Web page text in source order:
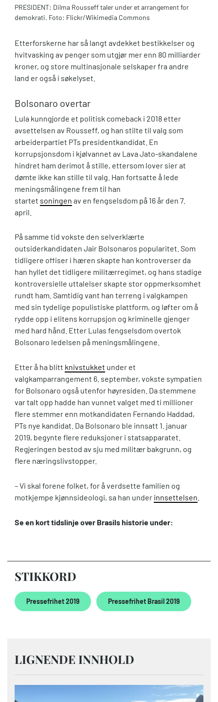
PRESIDENT: Dilma Rousseff taler under et arrangement for
demokrati. Foto: Flickr/Wikimedia Commons
Etterforskerne har så langt avdekket bestikkelser og
hvitvasking av penger som utgjør mer enn 80 milliarder
kroner, og store multinasjonale selskaper fra andre
land er også i søkelyset.
Bolsonaro overtar
Lula kunngjorde et politisk comeback i 2018 etter
avsettelsen av Rousseff, og han stilte til valg som
arbeiderpartiet PTs presidentkandidat. En
korrupsjonsdom i kjølvannet av Lava Jato-skandalene
hindret ham derimot å stille, ettersom lover sier at
dømte ikke kan stille til valg. Han fortsatte å lede
meningsmålingene frem til han
startet soningen av en fengselsdom på 16 år den 7.
april.
På samme tid vokste den selverklærte
outsiderkandidaten Jair Bolsonaros popularitet. Som
tidligere offiser i hæren skapte han kontroverser da
han hyllet det tidligere militærregimet, og hans stadige
kontroversielle uttalelser skapte stor oppmerksomhet
rundt ham. Samtidig vant han terreng i valgkampen
med sin tydelige populistiske plattform, og løfter om å
rydde opp i elitens korrupsjon og kriminelle gjenger
med hard hånd. Etter Lulas fengselsdom overtok
Bolsonaro ledelsen på meningsmålingene.
Etter å ha blitt knivstukket under et
valgkamparrangement 6. september, vokste sympatien
for Bolsonaro også utenfor høyresiden. Da stemmene
var talt opp hadde han vunnet valget med ti millioner
flere stemmer enn motkandidaten Fernando Haddad,
PTs nye kandidat. Da Bolsonaro ble innsatt 1. januar
2019, begynte flere reduksjoner i statsapparatet.
Regjeringen bestod av sju med militær bakgrunn, og
flere næringslivstopper.
– Vi skal forene folket, for å verdsette familien og
motkjempe kjønnsideologi, sa han under innsettelsen
Se en kort tidslinje over Brasils historie under:
STIKKORD
Pressefrihet 2019 Pressefrihet Brasil 2019
LIGNENDE INNHOLD